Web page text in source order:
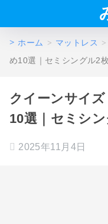
ホーム マットレス
め10選｜セミシングル2
クイーンサイ
10選｜セミシ
2025年11月4日